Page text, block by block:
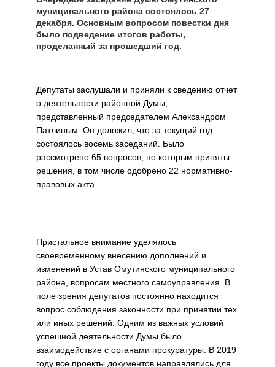
муниципального района состоялось 27
декабря. Основным вопросом повестки дня
было подведение итогов работы,
проделанный за прошедший год.
Депутаты заслушали и приняли к сведению отчет
о деятельности районной Думы,
представленный председателем Александром
Патлиным. Он доложил, что за текущий год
состоялось восемь заседаний. Было
рассмотрено 65 вопросов, по которым приняты
решения, в том числе одобрено 22 нормативно-
правовых акта.
Пристальное внимание уделялось
своевременному внесению дополнений и
изменений в Устав Омутинского муниципального
района, вопросам местного самоуправления. В
поле зрения депутатов постоянно находится
вопрос соблюдения законности при принятии тех
или иных решений. Одним из важных условий
успешной деятельности Думы было
взаимодействие с органами прокуратуры. В 2019
году все проекты документов направлялись для